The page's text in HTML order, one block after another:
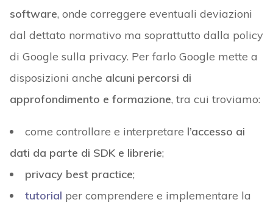
software, onde correggere eventuali deviazioni
dal dettato normativo ma soprattutto dalla policy
di Google sulla privacy. Per farlo Google mette a
disposizioni anche alcuni percorsi di
approfondimento e formazione, tra cui troviamo:
come controllare e interpretare l’accesso ai
dati da parte di SDK e librerie;
privacy best practice;
tutorial per comprendere e implementare la